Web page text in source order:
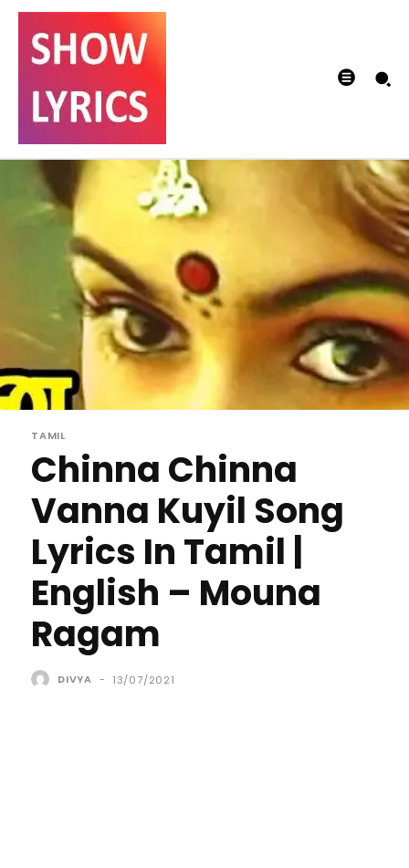
TAMIL
Chinna Chinna
Vanna Kuyil Song
Lyrics In Tamil |
English – Mouna
Ragam
DIVYA - 13/07/2021